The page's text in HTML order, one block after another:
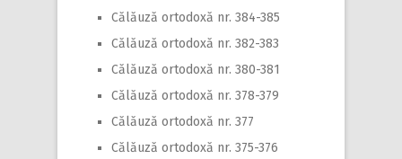
Călăuză ortodoxă nr. 384-385
Călăuză ortodoxă nr. 382-383
Călăuză ortodoxă nr. 380-381
Călăuză ortodoxă nr. 378-379
Călăuză ortodoxă nr. 377
Călăuză ortodoxă nr. 375-376